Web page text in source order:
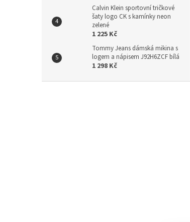
Calvin Klein sportovní tričkové
šaty logo CK s kamínky neon
zelené
1 225 Kč
Tommy Jeans dámská mikina s
logem a nápisem J92H6ZCF bílá
1 298 Kč